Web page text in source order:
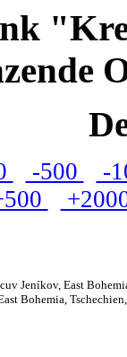
-500
-
Jeníkov, East
Bohemia,